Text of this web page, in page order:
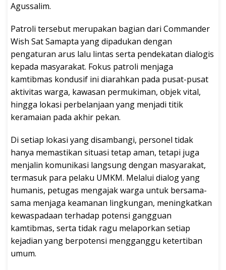
Agussalim.
Patroli tersebut merupakan bagian dari Commander
Wish Sat Samapta yang dipadukan dengan
pengaturan arus lalu lintas serta pendekatan dialogis
kepada masyarakat. Fokus patroli menjaga
kamtibmas kondusif ini diarahkan pada pusat-pusat
aktivitas warga, kawasan permukiman, objek vital,
hingga lokasi perbelanjaan yang menjadi titik
keramaian pada akhir pekan.
Di setiap lokasi yang disambangi, personel tidak
hanya memastikan situasi tetap aman, tetapi juga
menjalin komunikasi langsung dengan masyarakat,
termasuk para pelaku UMKM. Melalui dialog yang
humanis, petugas mengajak warga untuk bersama-
sama menjaga keamanan lingkungan, meningkatkan
kewaspadaan terhadap potensi gangguan
kamtibmas, serta tidak ragu melaporkan setiap
kejadian yang berpotensi mengganggu ketertiban
umum.